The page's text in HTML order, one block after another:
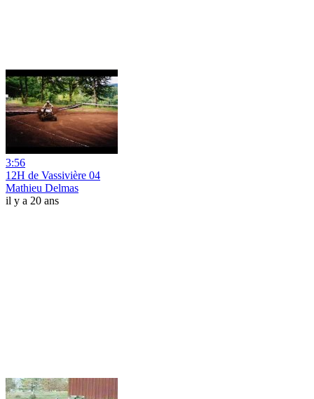
3:56
12H de Vassivière 04
Mathieu Delmas
il y a 20 ans